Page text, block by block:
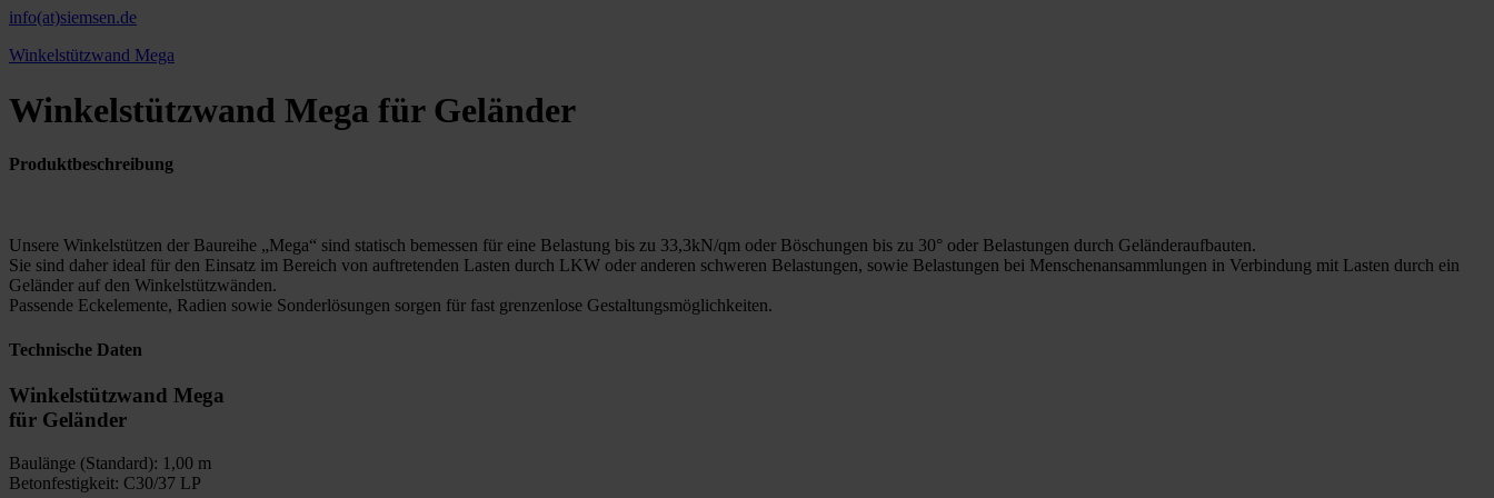
info(at)siemsen.de
Winkelstützwand Mega
Winkelstützwand Mega für Geländer
Produktbeschreibung
Unsere Winkelstützen der Baureihe „Mega“ sind statisch bemessen für eine Belastung bis zu 33,3kN/qm oder Böschungen bis zu 30° oder Belastungen durch Geländeraufbauten.
Sie sind daher ideal für den Einsatz im Bereich von auftretenden Lasten durch LKW oder anderen schweren Belastungen, sowie Belastungen bei Menschenansammlungen in Verbindung mit Lasten durch ein
Geländer auf den Winkelstützwänden.
Passende Eckelemente, Radien sowie Sonderlösungen sorgen für fast grenzenlose Gestaltungsmöglichkeiten.
Technische Daten
Winkelstützwand Mega
für Geländer
Baulänge (Standard): 1,00 m
Betonfestigkeit: C30/37 LP